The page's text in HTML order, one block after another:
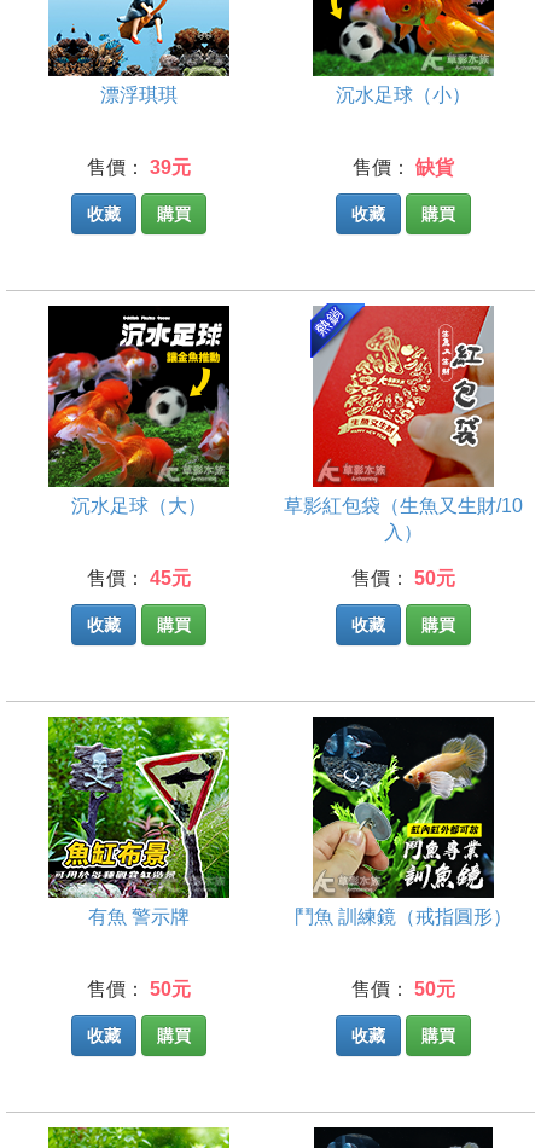
漂浮琪琪
售價： 39元
收藏 購買
沉水足球（小）
售價： 缺貨
收藏 購買
沉水足球（大）
售價： 45元
收藏 購買
草影紅包袋（生魚又生財/10
入）
售價： 50元
收藏 購買
有魚 警示牌
售價： 50元
收藏 購買
鬥魚 訓練鏡（戒指圓形）
售價： 50元
收藏 購買